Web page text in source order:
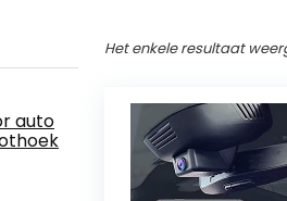
auto
Het enkele resultaat